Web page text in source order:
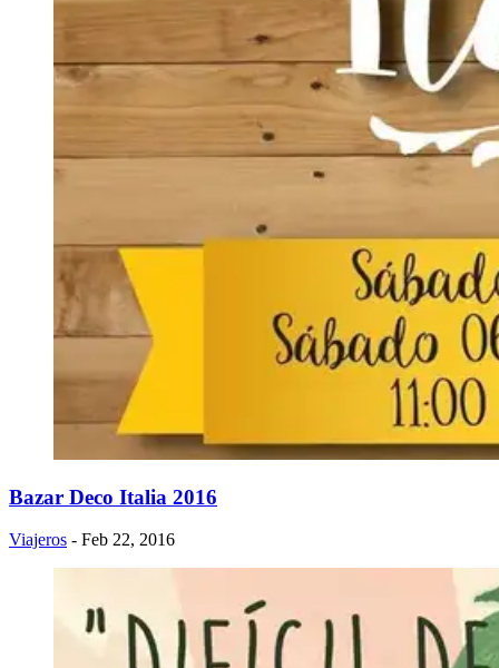
Bazar Deco Italia 2016
Viajeros - Feb 22, 2016